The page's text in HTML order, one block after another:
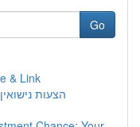
Go
& Link
הצעות